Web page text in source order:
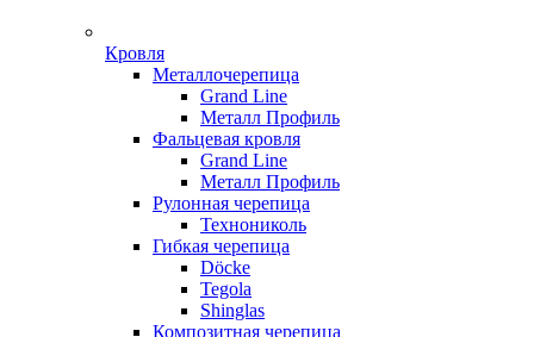
Кровля
Металлочерепица
Grand Line
Металл Профиль
Фальцевая кровля
Grand Line
Металл Профиль
Рулонная черепица
Технониколь
Гибкая черепица
Döсkе
Tegola
Shinglas
Композитная черепица